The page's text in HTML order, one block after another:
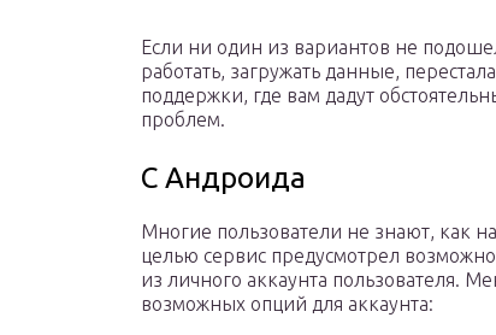
Если ни один из вариантов не
работать, загружать данные,
поддержки, где вам дадут
проблем.
С Андроида
Многие пользователи не знают, как
целью сервис предусмотрел
из личного аккаунта пользователя.
возможных опций для аккаунта: